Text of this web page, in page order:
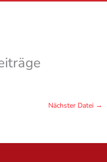
Nächster Datei →